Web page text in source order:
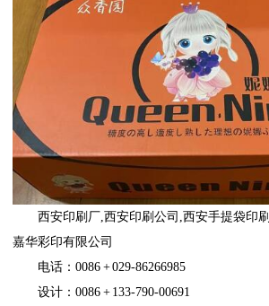
西安印刷厂,西安印刷公司 ,西安手提袋印刷
嘉华彩印有限公司
电话：0086 + 029-86266985
设计：0086 + 133-790-00691